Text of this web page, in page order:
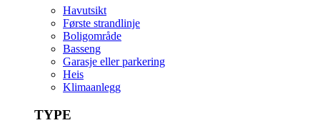
Havutsikt
Første strandlinje
Boligområde
Basseng
Garasje eller parkering
Heis
Klimaanlegg
TYPE